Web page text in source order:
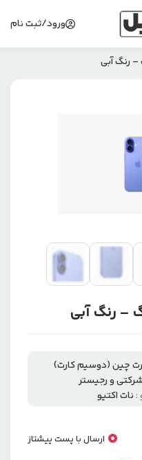
ورود/ثبت نام
شرکتی و رجیستر
: نات اکتیو
ارسال با پست پیشتاز